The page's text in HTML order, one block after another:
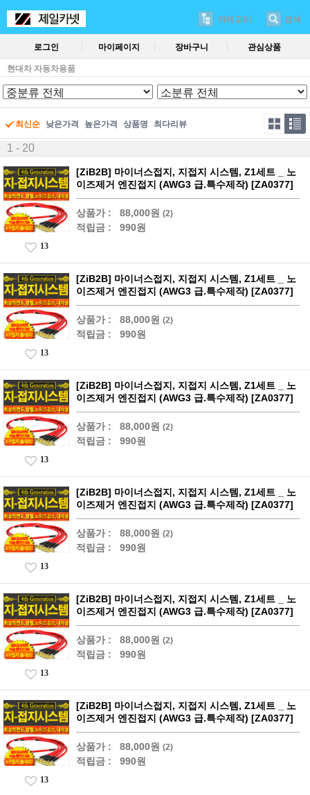
카테고리 검색
로그인 마이페이지 장바구니 관심상품
현대차 자동차용품
최신순 낮은가격 높은가격 상품명 최다리뷰
1 - 20
[ZiB2B] 마이너스접지, 지접지 시스템, Z1세트 _ 노
이즈제거 엔진접지 (AWG3 급.특수제작) [ZA0377]
상품가 : 88,000원 (2)
적립금 : 990원
13
[ZiB2B] 마이너스접지, 지접지 시스템, Z1세트 _ 노
이즈제거 엔진접지 (AWG3 급.특수제작) [ZA0377]
상품가 : 88,000원 (2)
적립금 : 990원
13
[ZiB2B] 마이너스접지, 지접지 시스템, Z1세트 _ 노
이즈제거 엔진접지 (AWG3 급.특수제작) [ZA0377]
상품가 : 88,000원 (2)
적립금 : 990원
13
[ZiB2B] 마이너스접지, 지접지 시스템, Z1세트 _ 노
이즈제거 엔진접지 (AWG3 급.특수제작) [ZA0377]
상품가 : 88,000원 (2)
적립금 : 990원
13
[ZiB2B] 마이너스접지, 지접지 시스템, Z1세트 _ 노
이즈제거 엔진접지 (AWG3 급.특수제작) [ZA0377]
상품가 : 88,000원 (2)
적립금 : 990원
13
[ZiB2B] 마이너스접지, 지접지 시스템, Z1세트 _ 노
이즈제거 엔진접지 (AWG3 급.특수제작) [ZA0377]
상품가 : 88,000원 (2)
적립금 : 990원
13